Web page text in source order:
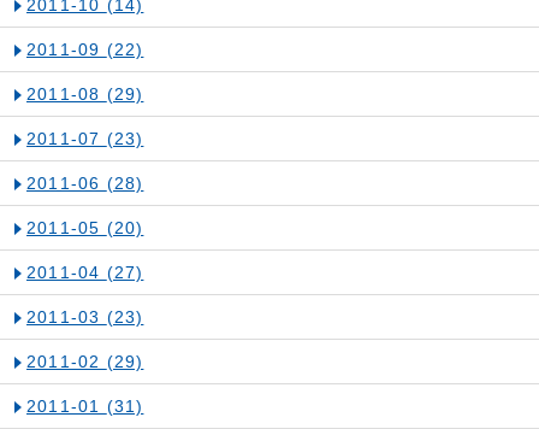
2011-10 (14)
2011-09 (22)
2011-08 (29)
2011-07 (23)
2011-06 (28)
2011-05 (20)
2011-04 (27)
2011-03 (23)
2011-02 (29)
2011-01 (31)